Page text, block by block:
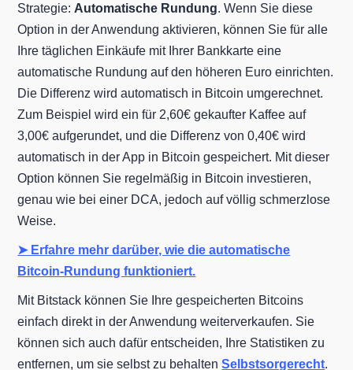
Strategie: Automatische Rundung. Wenn Sie diese
Option in der Anwendung aktivieren, können Sie für alle
Ihre täglichen Einkäufe mit Ihrer Bankkarte eine
automatische Rundung auf den höheren Euro einrichten.
Die Differenz wird automatisch in Bitcoin umgerechnet.
Zum Beispiel wird ein für 2,60€ gekaufter Kaffee auf
3,00€ aufgerundet, und die Differenz von 0,40€ wird
automatisch in der App in Bitcoin gespeichert. Mit dieser
Option können Sie regelmäßig in Bitcoin investieren,
genau wie bei einer DCA, jedoch auf völlig schmerzlose
Weise.
➤ Erfahre mehr darüber, wie die automatische
Bitcoin-Rundung funktioniert.
Mit Bitstack können Sie Ihre gespeicherten Bitcoins
einfach direkt in der Anwendung weiterverkaufen. Sie
können sich auch dafür entscheiden, Ihre Statistiken zu
entfernen, um sie selbst zu behaltenSelbstsorgerecht.